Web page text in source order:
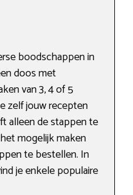
boodschappen in
doos met
van 3, 4 of 5
zelf jouw recepten
alleen de stappen te
mogelijk maken
te bestellen. In
je enkele populaire